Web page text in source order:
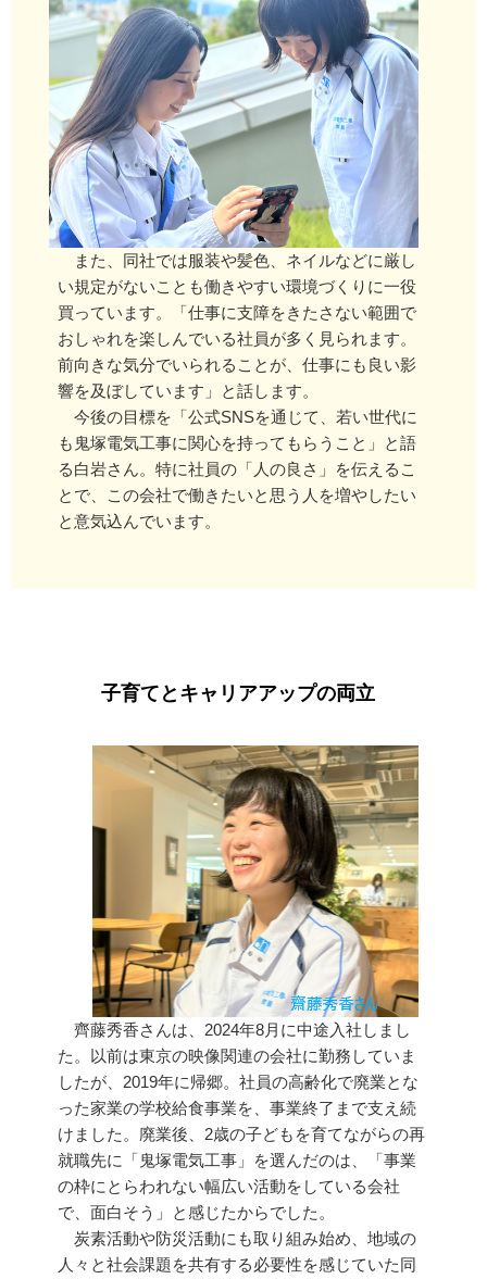
また、同社では服装や髪色、ネイルなどに厳し
い規定がないことも働きやすい環境づくりに一役
買っています。「仕事に支障をきたさない範囲で
おしゃれを楽しんでいる社員が多く見られます。
前向きな気分でいられることが、仕事にも良い影
響を及ぼしています」と話します。
今後の目標を「公式SNSを通じて、若い世代に
も鬼塚電気工事に関心を持ってもらうこと」と語
る白岩さん。特に社員の「人の良さ」を伝えるこ
とで、この会社で働きたいと思う人を増やしたい
と意気込んでいます。
子育てとキャリアアップの両立
齊藤秀香さんは、2024年8月に中途入社しまし
た。以前は東京の映像関連の会社に勤務していま
したが、2019年に帰郷。社員の高齢化で廃業とな
った家業の学校給食事業を、事業終了まで支え続
けました。廃業後、2歳の子どもを育てながらの再
就職先に「鬼塚電気工事」を選んだのは、「事業
の枠にとらわれない幅広い活動をしている会社
で、面白そう」と感じたからでした。
炭素活動や防災活動にも取り組み始め、地域の
人々と社会課題を共有する必要性を感じていた同